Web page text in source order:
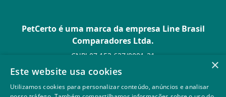
PetCerto é uma marca da empresa Line Brasil
Comparadores Ltda.
CNPJ 07.153.627/0001-21
Av. Paulista, 1.636 Conj. 4 Pavilhão 15 - Bela Vista - São Paulo -
SP
×
Este website usa cookies
Utilizamos cookies para personalizar conteúdo, anúncios e analisar